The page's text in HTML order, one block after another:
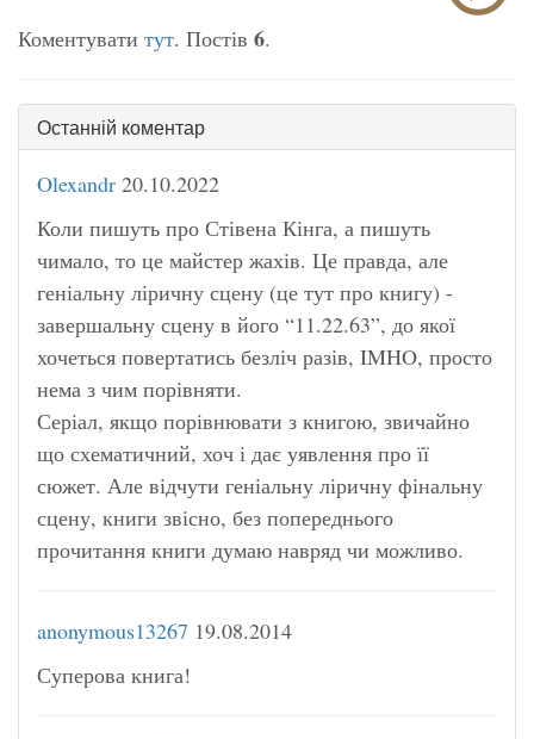
Коментувати тут. Постів 6.
Останній коментар
Olexandr 20.10.2022
Коли пишуть про Стівена Кінга, а пишуть
чимало, то це майстер жахів. Це правда, але
геніальну ліричну сцену (це тут про книгу) -
завершальну сцену в його “11.22.63”, до якої
хочеться повертатись безліч разів, IMHO, просто
нема з чим порівняти.
Серіал, якщо порівнювати з книгою, звичайно
що схематичний, хоч і дає уявлення про її
сюжет. Але відчути геніальну ліричну фінальну
сцену, книги звісно, без попереднього
прочитання книги думаю навряд чи можливо.
anonymous13267 19.08.2014
Суперова книга!